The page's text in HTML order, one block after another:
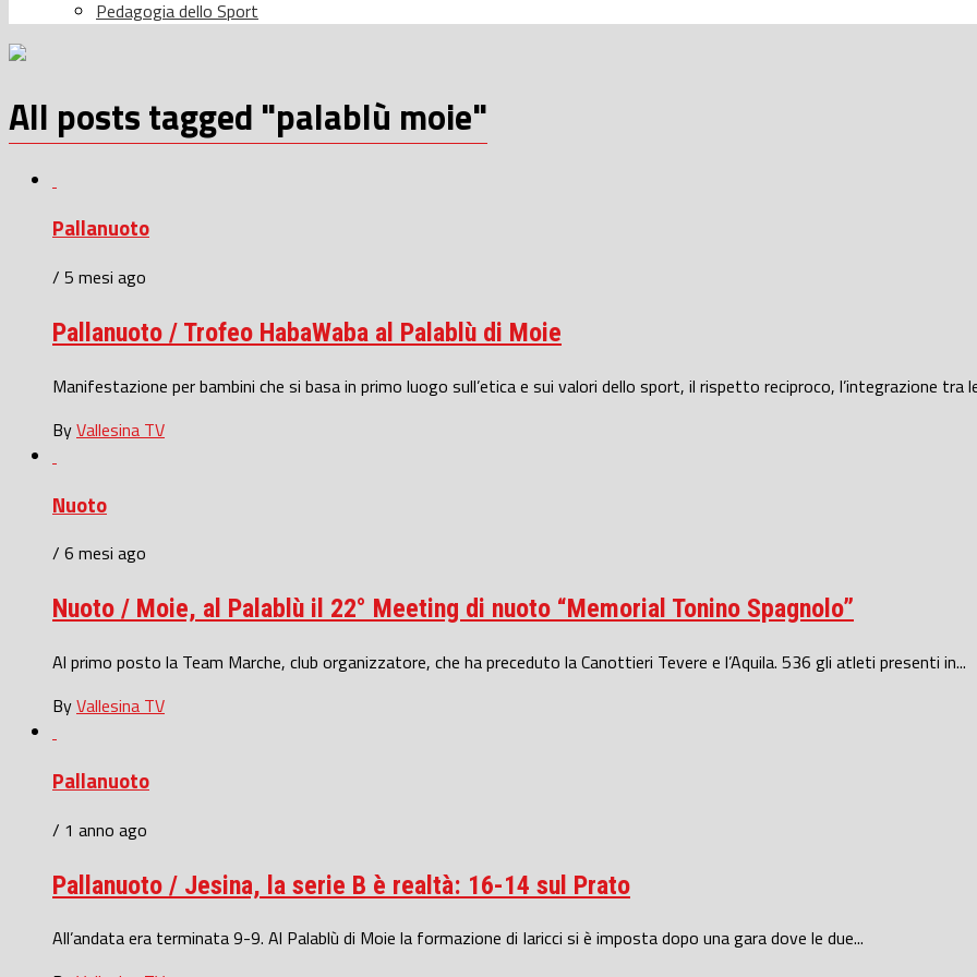
Pedagogia dello Sport
All posts tagged "palablù moie"
Pallanuoto
/ 5 mesi ago
Pallanuoto / Trofeo HabaWaba al Palablù di Moie
Manifestazione per bambini che si basa in primo luogo sull’etica e sui valori dello sport, il rispetto reciproco, l’integrazione tra
ByVallesina TV
Nuoto
/ 6 mesi ago
Nuoto / Moie, al Palablù il 22° Meeting di nuoto “Memorial Tonino Spagnolo”
Al primo posto la Team Marche, club organizzatore, che ha preceduto la Canottieri Tevere e l’Aquila. 536 gli atleti presenti in...
ByVallesina TV
Pallanuoto
/ 1 anno ago
Pallanuoto / Jesina, la serie B è realtà: 16-14 sul Prato
All’andata era terminata 9-9. Al Palablù di Moie la formazione di Iaricci si è imposta dopo una gara dove le due...